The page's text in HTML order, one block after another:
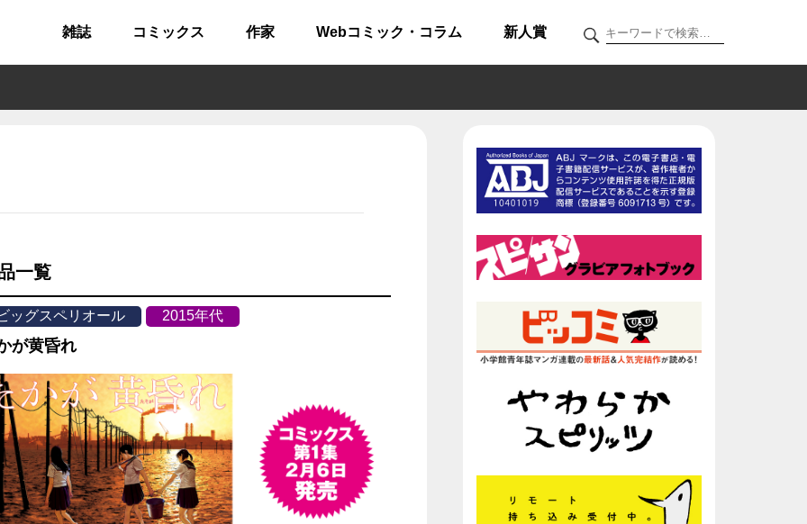
雑誌 コミックス 作家 Webコミック・コラム 新人賞
一覧
ッグスペリオール 2015年代
が黄昏れ